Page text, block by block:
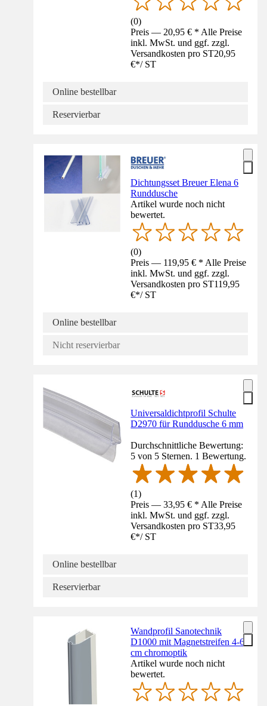
(0)
Preis — 20,95 € * Alle Preise
inkl. MwSt. und ggf. zzgl.
Versandkosten pro ST20,95
€*/ ST
Online bestellbar
Reservierbar
Dichtungsset Breuer Elena 6
Runddusche
Artikel wurde noch nicht
bewertet.
(0)
Preis — 119,95 € * Alle Preise
inkl. MwSt. und ggf. zzgl.
Versandkosten pro ST119,95
€*/ ST
Online bestellbar
Nicht reservierbar
Universaldichtprofil Schulte
D2970 für Runddusche 6 mm
Durchschnittliche Bewertung:
5 von 5 Sternen. 1 Bewertung.
(1)
Preis — 33,95 € * Alle Preise
inkl. MwSt. und ggf. zzgl.
Versandkosten pro ST33,95
€*/ ST
Online bestellbar
Reservierbar
Wandprofil Sanotechnik
D1000 mit Magnetstreifen 4-6
cm chromoptik
Artikel wurde noch nicht
bewertet.